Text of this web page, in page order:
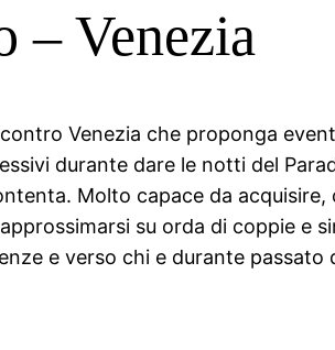
– Venezia
Venezia che proponga
durante dare le notti del
Molto capace da
su orda di coppie e
e verso chi e durante